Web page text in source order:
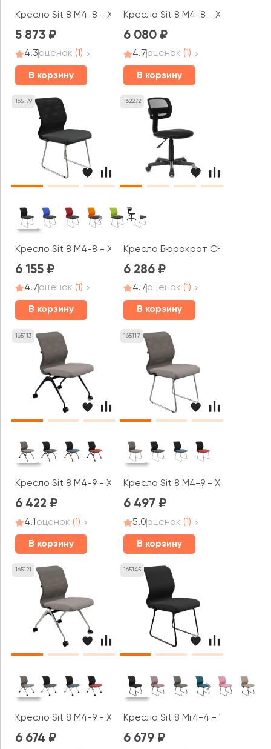
Кресло Sit 8 M4-8 - X2+UMF(X1) (F57) (Черный)
5 873
4.3оценок (1)
В корзину
Кресло Sit 8 M4-8 - X2+UMF(X1)
6 080
4.7оценок (1)
В корзину
165179
Кресло Sit 8 M4-8 - X2+UMF(X1) (F54) (Черный)
6 155
4.7оценок (1)
В корзину
162272
Кресло Бюрократ CH-299NX
6 286
4.7оценок (1)
В корзину
165113
Кресло Sit 8 M4-9 - X2+Bahama (F56.W01) (Серый-
6 422
4.1 оценок (1)
В корзину
165117
Кресло Sit 8 M4-9 -
6 497
5.0оценок (1)
В корзину
165121
Кресло Sit 8 M4-9 - X2+Bahama (F53.W01) (Серый-
6 674
165145
Кресло Sit 8 Mr4-4 - Vivaldi
6 679